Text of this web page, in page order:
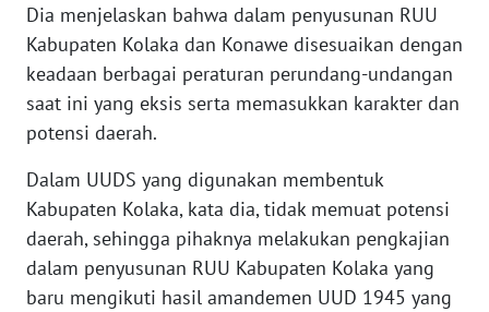
Dia menjelaskan bahwa dalam penyusunan RUU
Kabupaten Kolaka dan Konawe disesuaikan dengan
keadaan berbagai peraturan perundang-undangan
saat ini yang eksis serta memasukkan karakter dan
potensi daerah.
Dalam UUDS yang digunakan membentuk
Kabupaten Kolaka, kata dia, tidak memuat potensi
daerah, sehingga pihaknya melakukan pengkajian
dalam penyusunan RUU Kabupaten Kolaka yang
baru mengikuti hasil amandemen UUD 1945 yang
WN
JAMBI
WN
SULTRA
WN
NTB
WN
SULTENG